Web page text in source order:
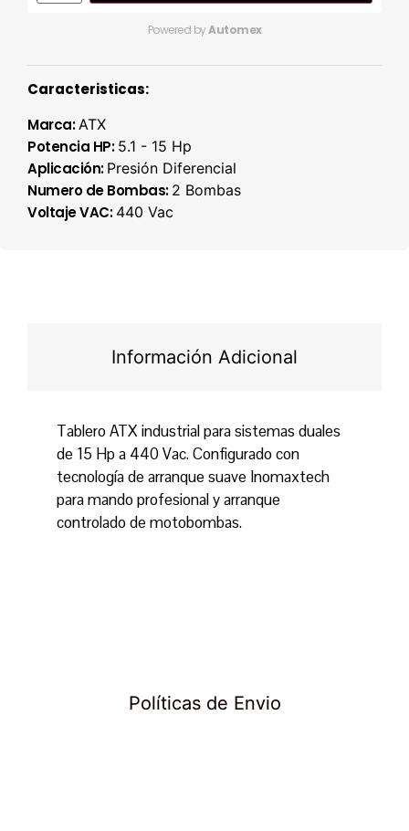
Powered byAutomex
Caracteristicas:
Marca: ATX
Potencia HP: 5.1 - 15 Hp
Aplicación: Presión Diferencial
Numero de Bombas: 2 Bombas
Voltaje VAC: 440 Vac
Información Adicional
Políticas de Envio
Tablero ATX industrial para sistemas duales
de 15 Hp a 440 Vac. Configurado con
tecnología de arranque suave Inomaxtech
para mando profesional y arranque
controlado de motobombas.